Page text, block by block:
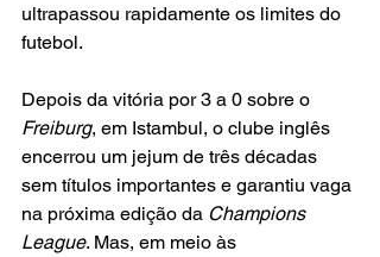
ultrapassou rapidamente os limites do
futebol.
Depois da vitória por 3 a 0 sobre o
Freiburg, em Istambul, o clube inglês
encerrou um jejum de três décadas
sem títulos importantes e garantiu vaga
na próxima edição da Champions
League. Mas, em meio às